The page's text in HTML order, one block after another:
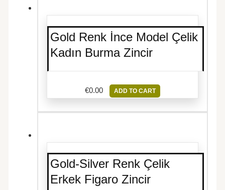
Gold Renk İnce Model Çelik
Kadın Burma Zincir
€0.00 ADD TO CART
Gold-Silver Renk Çelik
Erkek Figaro Zincir